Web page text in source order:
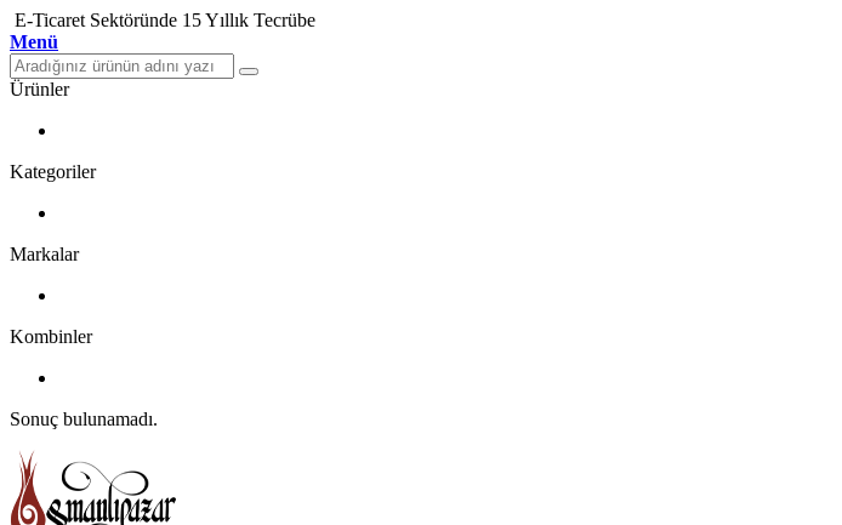
E-Ticaret Sektöründe 15 Yıllık Tecrübe
Menü
Ürünler
Kategoriler
Markalar
Kombinler
Sonuç bulunamadı.